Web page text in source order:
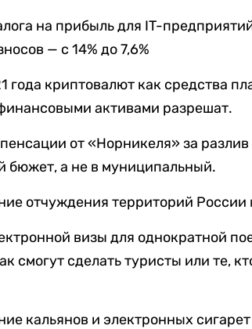
на прибыль для IT-
— с 14% до 7,6%
года криптовалют как средства
активами разрешат.
от «Норникеля» за
бюжет, а не в муниципальный.
отчуждения территорий России
визы для однократной
смогут сделать туристы или те,
кальянов и электронных